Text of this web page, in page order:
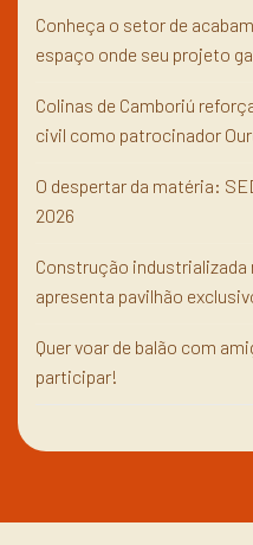
Conheça o setor de
espaço onde seu projeto
Colinas de Camboriú
civil como patrocinador
O despertar da matéria:
2026
Construção
apresenta pavilhão
Quer voar de balão com
participar!